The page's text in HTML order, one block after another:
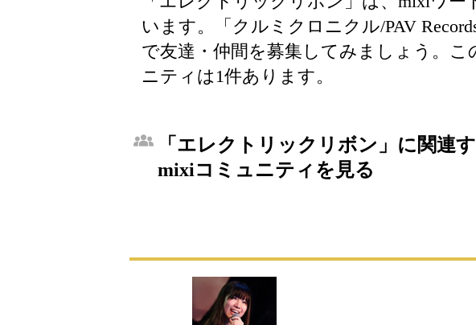
います。「クルミクロニクル/PAV
で友達・仲間を募集してみましょう。こ
ニティは1件あります。
「エレクトリックリボン」に関連
mixiコミュニティを見る